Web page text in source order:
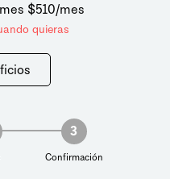
$510/mes
quieras
3
Confirmación